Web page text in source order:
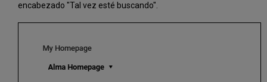
encabezado "Tal vez esté buscando".